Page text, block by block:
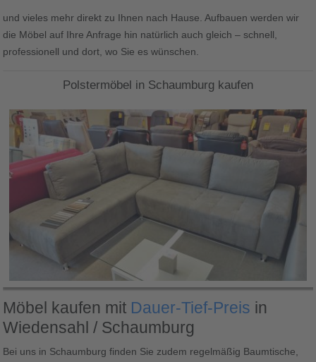
und vieles mehr direkt zu Ihnen nach Hause. Aufbauen werden wir
die Möbel auf Ihre Anfrage hin natürlich auch gleich – schnell,
professionell und dort, wo Sie es wünschen.
Polstermöbel in Schaumburg kaufen
Möbel kaufen mit Dauer-Tief-Preis in
Wiedensahl / Schaumburg
Bei uns in Schaumburg finden Sie zudem regelmäßig Baumtische,